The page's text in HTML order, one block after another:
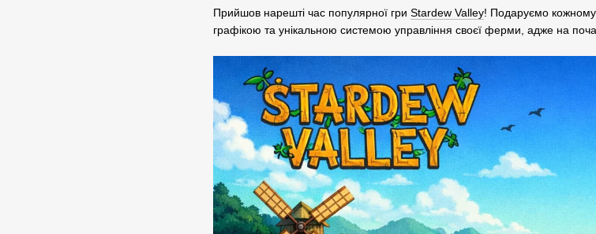
Прийшов нарешті час популярної гри Stardew Valley! Подаруємо кожному
графікою та унікальною системою управління своєї ферми, адже на